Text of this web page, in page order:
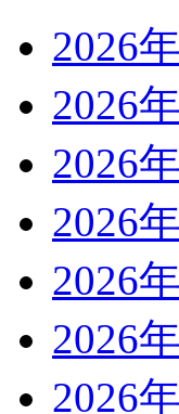
2026
2026
2026
2026
2026
2026
2026